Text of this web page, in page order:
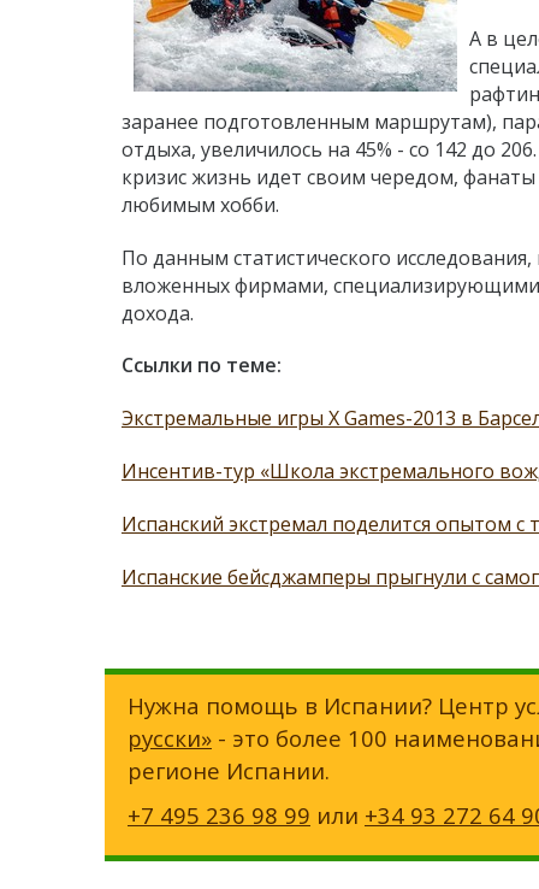
А в
заранее подготовленным маршрутам),
отдыха, увеличилось на 45% - со 142 до
кризис жизнь идет своим чередом,
любимым хобби.
По данным статистического
вложенных фирмами,
дохода.
Ссылки по теме:
Экстремальные игры X Games-2013 в
Инсентив-тур «Школа экстремального
Испанский экстремал поделится опытом
Испанские бейсджамперы прыгнули с
Нужна помощь в Испании? Центр
русски» - это более 100
регионе Испании.
+7 495 236 98 99 или +34 93 272 64